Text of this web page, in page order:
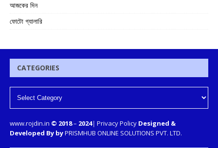
আজকের দিন
ফোটো গ্যালারি
CATEGORIES
www.rojdin.in © 2018– 2024| Privacy Policy Designed &
Developed By byPRISMHUB ONLINE SOLUTIONS PVT. LTD.